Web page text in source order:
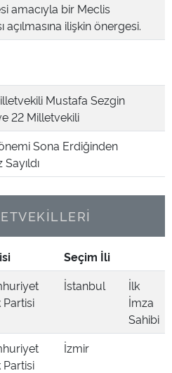
amacıyla bir Meclis
açılmasına ilişkin önergesi.
Mustafa Sezgin
22 Milletvekili
Sona Erdiğinden
Seçim İli
Partisi
İstanbul
İlk
İmza
Sahibi
Partisi
İzmir